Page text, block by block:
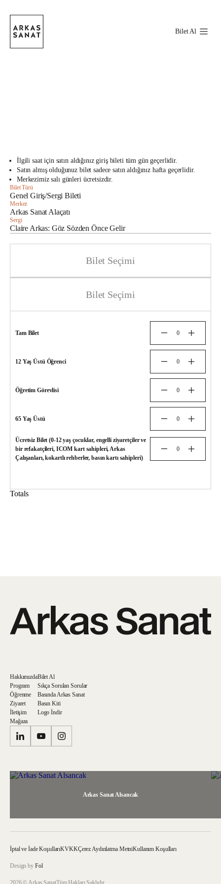
Bilet Al
İlgili saat için satın aldığınız giriş bileti tüm gün geçerlidir.
Satın almış olduğunuz bilet sadece satın aldığınız hafta geçerlidir.
Merkezimiz salı günleri ücretsizdir.
Bilet Türü
Genel Giriş/Sergi Bileti
Merkez
Arkas Sanat Alaçatı
Sergi
Claire Arkas: Göz Sözden Önce Gelir
Bilet Seçimi
Bilet Seçimi
Tam Bilet
12 Yaş Üstü Öğrenci
Öğretim Görevlisi
65 Yaş Üstü
Ücretsiz Bilet (0-12 yaş çocuklar, engelli ziyaretçiler ve
bir refakatçileri, ICOM kart sahipleri, Arkas
Çalışanları, kokartlı rehberler, basın kartı sahipleri)
Totals
Hakkımızda
Program
Öğrenme
Ziyaret
İletişim
Mağaza
Bilet Al
Sıkça Sorulan Sorular
Basında Arkas Sanat
Basın Kiti
Logo İndir
Arkas Sanat Alsancak
2026 © Arkas SanatTüm Hakları Saklıdır
İptal ve İade KoşullarıKVKKÇerez Aydınlatma MetniKullanım Koşulları
Design by Fol